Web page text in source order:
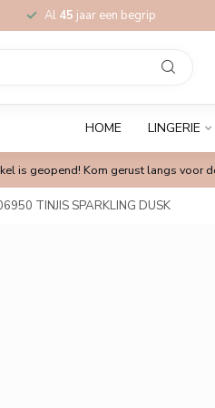
Al 45 jaar een begrip
HOME LINGERIE
is geopend! Kom gerust langs voor
TINJIS SPARKLING DUSK